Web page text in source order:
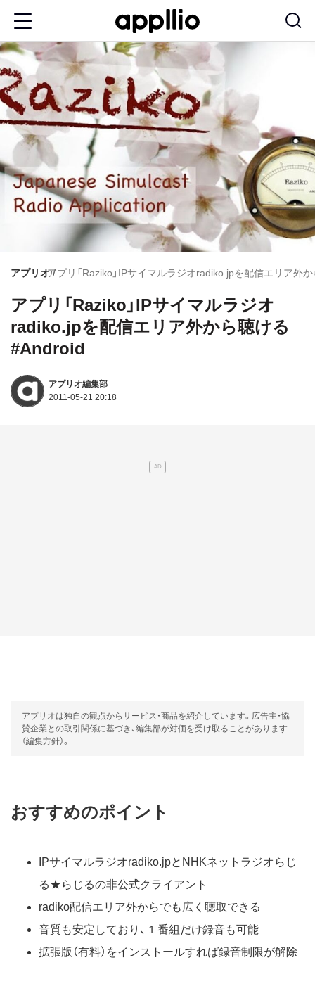
ン
コ
ン
テ
ツ
アプリオアプリ「Raziko」IPサイマルラジオradiko.jpを配信エリア外
アプリ「Raziko」IPサイマルラジオ
radiko.jpを配信エリア外から聴ける
#Android
アプリオ編集部
2011-05-21 20:18
アプリオは独自の観点からサービス・商品を紹介しています。広告主・協
賛企業との取引関係に基づき、編集部が対価を受け取ることがあります
（編集方針）。
おすすめのポイント
IPサイマルラジオradiko.jpとNHKネットラジオらじ
る★らじるの非公式クライアント
radiko配信エリア外からでも広く聴取できる
音質も安定しており、１番組だけ録音も可能
拡張版（有料）をインストールすれば録音制限が解除